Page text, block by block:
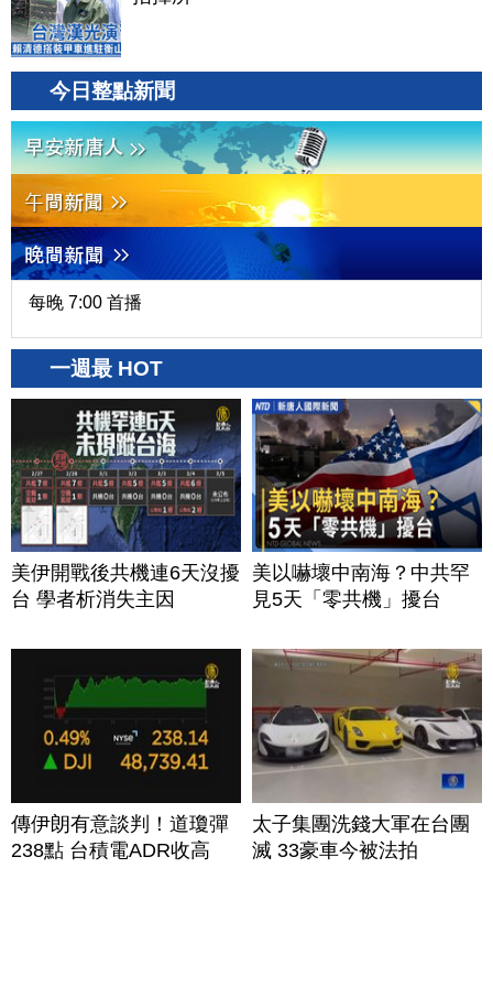
今日整點新聞
每晚 7:00 首播
一週最 HOT
美伊開戰後共機連6天沒擾
台 學者析消失主因
美以嚇壞中南海？中共罕
見5天「零共機」擾台
傳伊朗有意談判！道瓊彈
238點 台積電ADR收高
太子集團洗錢大軍在台團
滅 33豪車今被法拍